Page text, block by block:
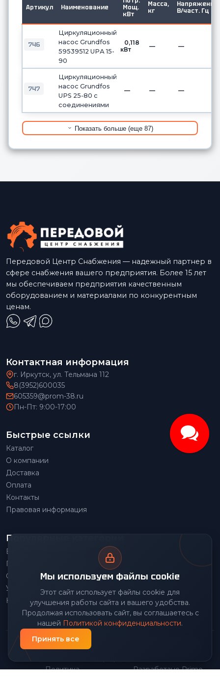
Артикул Наименование
Мощ.
кВт
Масса,
кг
Напряжение,
В/част. Гц
746
Циркуляционный
насос Grundfos
59539512 UPА 15-
90
0,118
кВт
— —
747
Циркуляционный
насос Grundfos
UPS 25-80 с
соединениями
— — —
Показать больше (еще 87)
Мы используем файлы cookie
Этот сайт использует файлы cookie для
улучшения работы сайта и вашего удобства.
Продолжая использовать сайт, вы соглашаетесь с
нашей Политикой конфиденциальности.
Принять все
Передовой Центр Снабжения — надежный партнер в
сфере снабжения вашего предприятия. Более 15 лет
мы обеспечиваем предприятия качественным
оборудованием и материалами по конкурентным
ценам.
Контактная информация
г. Иркутск, ул. Тельмана 112
8(3952)600035
605359@prom-38.ru
Пн-Пт: 9:00-17:00
Быстрые ссылки
Каталог
О компании
Доставка
Оплата
Контакты
Правовая информация
Популярные категории
Весовое оборудование
Грузоподъемное оборудование
Складское оборудование
Упаковочное оборудование
Наше производство
© 2026 Передовой Центр снабжения. Все права
Политика
Разработано Prime